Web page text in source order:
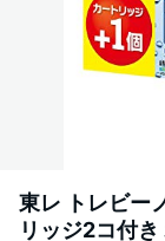
東レ トレビー
リッジ2コ付